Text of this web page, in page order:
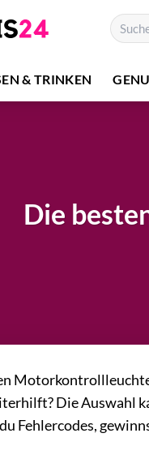
& TRINKEN
Die
Die Auswahl
Fehlercodes,